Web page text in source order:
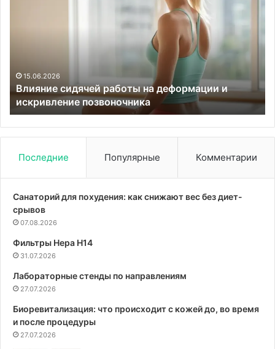
15.06.2026
Влияние сидячей работы на деформации и
искривление позвоночника
Последние Популярные Комментарии
Санаторий для похудения: как снижают вес без диет-
срывов
07.08.2026
Фильтры Hepa Н14
31.07.2026
Лабораторные стенды по направлениям
27.07.2026
Биоревитализация: что происходит с кожей до, во время
и после процедуры
27.07.2026